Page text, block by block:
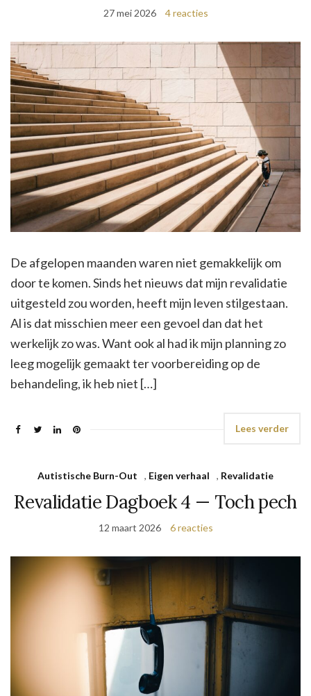
27 mei 2026 4 reacties
De afgelopen maanden waren niet gemakkelijk om
door te komen. Sinds het nieuws dat mijn revalidatie
uitgesteld zou worden, heeft mijn leven stilgestaan.
Al is dat misschien meer een gevoel dan dat het
werkelijk zo was. Want ook al had ik mijn planning zo
leeg mogelijk gemaakt ter voorbereiding op de
behandeling, ik heb niet […]
Lees verder
Autistische Burn-Out , Eigen verhaal , Revalidatie
Revalidatie Dagboek 4 — Toch pech
12 maart 2026 6 reacties